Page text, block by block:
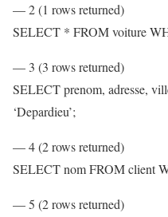
— 2 (1 rows returned)
SELECT * FROM voiture
— 3 (3 rows returned)
SELECT prenom, adresse,
‘Depardieu’;
— 4 (2 rows returned)
SELECT nom FROM client
— 5 (2 rows returned)